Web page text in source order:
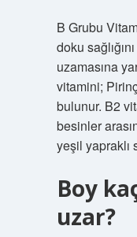
B Grubu
doku
uzamasına
vitamini;
bulunur. B2
besinler
yeşil yapraklı
Boy
uzar?